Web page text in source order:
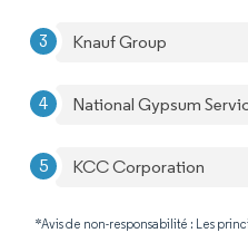
Knauf Group
National Gypsum
KCC Corporation
*Avis de non-responsabilité : Les